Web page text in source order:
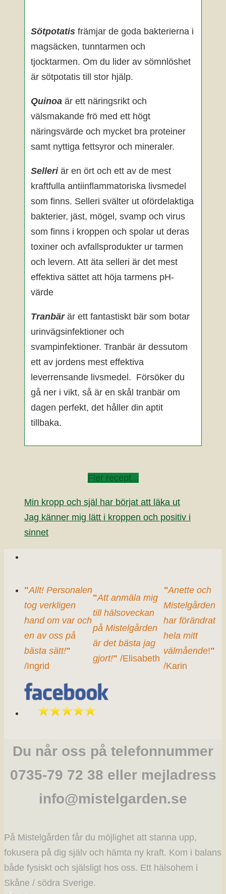
Sötpotatis främjar de goda bakterierna i
magsäcken, tunntarmen och
tjocktarmen. Om du lider av sömnlöshet
är sötpotatis till stor hjälp.
Quinoa är ett näringsrikt och
välsmakande frö med ett högt
näringsvärde och mycket bra proteiner
samt nyttiga fettsyror och mineraler.
Selleri är en ört och ett av de mest
kraftfulla antiinflammatoriska livsmedel
som finns. Selleri svälter ut ofördelaktiga
bakterier, jäst, mögel, svamp och virus
som finns i kroppen och spolar ut deras
toxiner och avfallsprodukter ur tarmen
och levern. Att äta selleri är det mest
effektiva sättet att höja tarmens pH-
värde
Tranbär är ett fantastiskt bär som botar
urinvägsinfektioner och
svampinfektioner. Tranbär är dessutom
ett av jordens mest effektiva
leverrensande livsmedel. Försöker du
gå ner i vikt, så är en skål tranbär om
dagen perfekt, det håller din aptit
tillbaka.
Fler recept...
Min kropp och själ har börjat att läka ut
Jag känner mig lätt i kroppen och positiv i
sinnet
"Allt! Personalen
tog verkligen
hand om var och
en av oss på
bästa sätt!"
/Ingrid
"Att anmäla mig
till hälsoveckan
på Mistelgården
är det bästa jag
gjort!" /Elisabeth
"Anette och
Mistelgården
har förändrat
hela mitt
välmående!"
/Karin
Du når oss på telefonnummer
0735-79 72 38 eller mejladress
info@mistelgarden.se
På Mistelgården får du möjlighet att stanna upp,
fokusera på dig själv och hämta ny kraft. Kom i balans
både fysiskt och själsligt hos oss. Ett hälsohem i
Skåne / södra Sverige.